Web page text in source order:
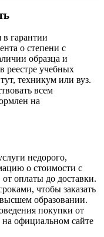
в гарантии
о степени с
образца и
реестре учебных
техникум или вуз.
всем
на
недорого,
о стоимости с
оплаты до доставки.
чтобы заказать
образовании.
покупки от
на официальном сайте